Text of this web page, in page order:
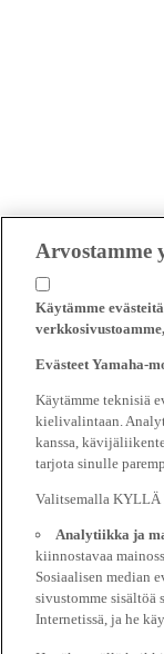
Arvostamme
Käytämme
Evästeet Yamaha-
Käytämme teknisiä
kielivalintaan.
kanssa,
tarjota sinulle
Valitsemalla KYLLÄ
Analytiikka ja
kiinnostavaa
Sosiaalisen median
sivustomme sisältöä
Internetissä, ja he